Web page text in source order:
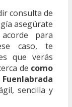
consulta de
asegúrate
para
caso, te
que verás
de como
sencilla y